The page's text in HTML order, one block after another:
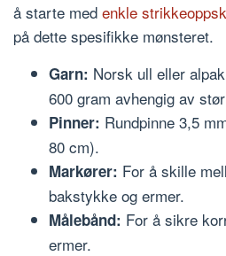
å starte med enkle
på dette spesifikke mønsteret.
Garn: Norsk ull eller
600 gram avhengig av
Pinner: Rundpinne 3,5
80 cm).
Markører: For å skille
bakstykke og ermer.
Målebånd: For å sikre
ermer.